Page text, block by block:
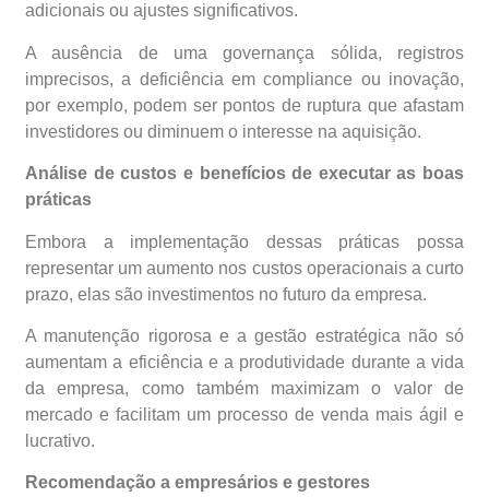
adicionais ou ajustes significativos.
A ausência de uma governança sólida, registros
imprecisos, a deficiência em compliance ou inovação,
por exemplo, podem ser pontos de ruptura que afastam
investidores ou diminuem o interesse na aquisição.
Análise de custos e benefícios de executar as boas
práticas
Embora a implementação dessas práticas possa
representar um aumento nos custos operacionais a curto
prazo, elas são investimentos no futuro da empresa.
A manutenção rigorosa e a gestão estratégica não só
aumentam a eficiência e a produtividade durante a vida
da empresa, como também maximizam o valor de
mercado e facilitam um processo de venda mais ágil e
lucrativo.
Recomendação a empresários e gestores